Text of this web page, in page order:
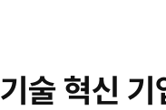
기술 혁신 기